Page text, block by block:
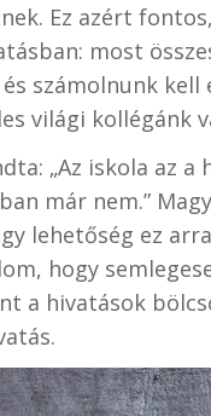
Ez azért
most
számolnunk kell
világi kollégánk
„Az iskola az
már nem.”
lehetőség ez
hogy
a hivatások